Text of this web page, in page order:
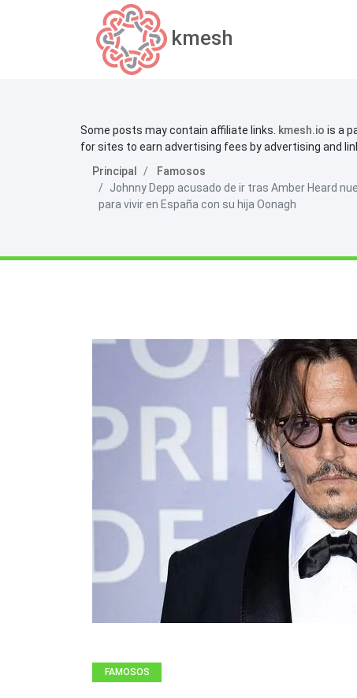
kmesh
Some posts may contain affiliate links. kmesh.io is a
for sites to earn advertising fees by advertising and
Principal
Famosos
Johnny Depp acusado de ir tras Amber Heard
para vivir en España con su hija Oonagh
FAMOSOS